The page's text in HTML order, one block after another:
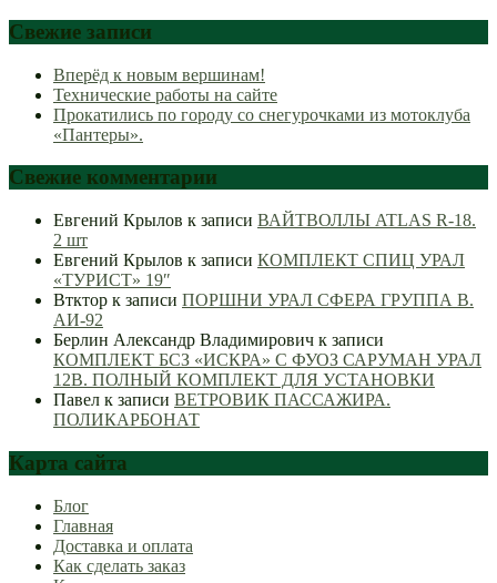
Свежие записи
Вперёд к новым вершинам!
Технические работы на сайте
Прокатились по городу со снегурочками из мотоклуба
«Пантеры».
Свежие комментарии
Евгений Крылов к записи ВАЙТВОЛЛЫ ATLAS R-18.
2 шт
Евгений Крылов к записи КОМПЛЕКТ СПИЦ УРАЛ
«ТУРИСТ» 19″
Втктор к записи ПОРШНИ УРАЛ СФЕРА ГРУППА В.
АИ-92
Берлин Александр Владимирович к записи
КОМПЛЕКТ БСЗ «ИСКРА» С ФУОЗ САРУМАН УРАЛ
12В. ПОЛНЫЙ КОМПЛЕКТ ДЛЯ УСТАНОВКИ
Павел к записи ВЕТРОВИК ПАССАЖИРА.
ПОЛИКАРБОНАТ
Карта сайта
Блог
Главная
Доставка и оплата
Как сделать заказ